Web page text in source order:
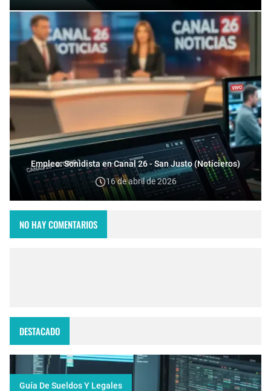
Empleo: Sonidista en Canal 26 - San Justo (Noticieros)
16 de abril de 2026
NO HAY COMENTARIOS
DESTACADO
Guía De Sueldos Y Legales